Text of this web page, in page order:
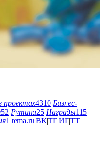
проектах4310 Бизнес-
52 Рутина25 Награды115
1 tema.ru|ВК|ТГ|ИГ|ТТ